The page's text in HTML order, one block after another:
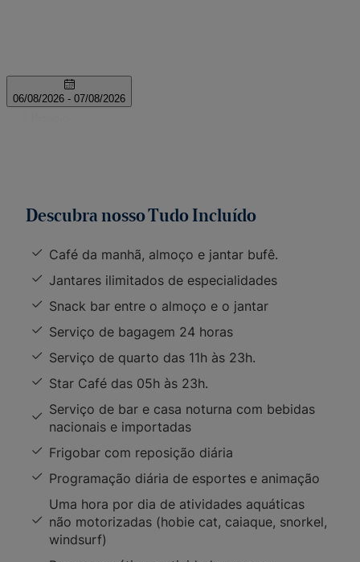
Descubra nosso Tudo Incluído
Café da manhã, almoço e jantar bufê.
Jantares ilimitados de especialidades
Snack bar entre o almoço e o jantar
Serviço de bagagem 24 horas
Serviço de quarto das 11h às 23h.
Star Café das 05h às 23h.
Serviço de bar e casa noturna com bebidas
nacionais e importadas
Frigobar com reposição diária
Programação diária de esportes e animação
Uma hora por dia de atividades aquáticas
não motorizadas (hobie cat, caiaque, snorkel,
windsurf)